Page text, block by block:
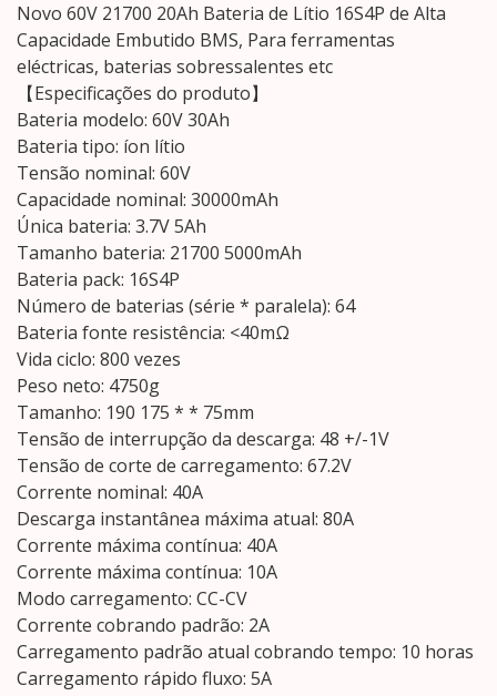
Novo 60V 21700 20Ah Bateria de Lítio 16S4P de Alta
Capacidade Embutido BMS, Para ferramentas
eléctricas, baterias sobressalentes etc
【Especificações do produto】
Bateria modelo: 60V 30Ah
Bateria tipo: íon lítio
Tensão nominal: 60V
Capacidade nominal: 30000mAh
Única bateria: 3.7V 5Ah
Tamanho bateria: 21700 5000mAh
Bateria pack: 16S4P
Número de baterias (série * paralela): 64
Bateria fonte resistência: <40mΩ
Vida ciclo: 800 vezes
Peso neto: 4750g
Tamanho: 190 175 * * 75mm
Tensão de interrupção da descarga: 48 +/-1V
Tensão de corte de carregamento: 67.2V
Corrente nominal: 40A
Descarga instantânea máxima atual: 80A
Corrente máxima contínua: 40A
Corrente máxima contínua: 10A
Modo carregamento: CC-CV
Corrente cobrando padrão: 2A
Carregamento padrão atual cobrando tempo: 10 horas
Carregamento rápido fluxo: 5A